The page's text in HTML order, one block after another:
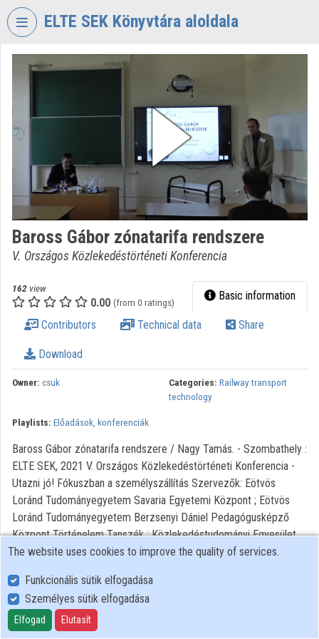
Skip header
ELTE SEK Könyvtára aloldala
VIDEO TORIUM
EKL
SAVARIA
LEVÉLTÁR
Organization home
Log In
Categories
Organization playlists
Baross Gábor zónatarifa rendszere
V. Országos Közlekedéstörténeti Konferencia
162 view
0.00 (from 0 ratings) Basic information
Contributors Technical data Share
Download
Owner: csuk Categories: Railway transport
technology
Playlists: Előadások, konferenciák
Baross Gábor zónatarifa rendszere / Nagy Tamás. - Szombathely :
ELTE SEK, 2021 V. Országos Közlekedéstörténeti Konferencia -
Utazni jó! Fókuszban a személyszállítás Szervezők: Eötvös
Loránd Tudományegyetem Savaria Egyetemi Központ ; Eötvös
Loránd Tudományegyetem Berzsenyi Dániel Pedagógusképző
Központ Történelem Tanszék ; Közlekedéstudományi Egyesület
Általános Tagozat Közlekedéstörténeti Szakosztálya
User Policy
Adatkezelési tájékoztató (en)
Cookie Policy
The website uses cookies to improve the quality of services.
Funkcionális sütik elfogadása
Személyes sütik elfogadása
Elfogad Elutasít